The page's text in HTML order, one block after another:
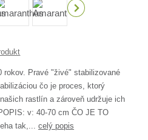
Pravé "živé" stabilizované
čo je proces, ktorý
rastlín a zároveň udržuje ich
v: 40-70 cm ČO JE TO
tak,...celý popis